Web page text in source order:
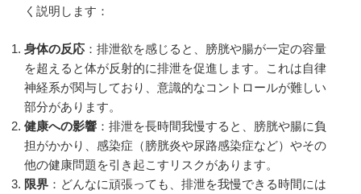
く説明します：
身体の反応 ：排泄欲を感じると、膀胱や腸が一定の容量
を超えると体が反射的に排泄を促進します。これは自律
神経系が関与しており、意識的なコントロールが難しい
部分があります。
健康への影響 ：排泄を長時間我慢すると、膀胱や腸に負
担がかかり、感染症（膀胱炎や尿路感染症など）やその
他の健康問題を引き起こすリスクがあります。
限界 ：どんなに頑張っても、排泄を我慢できる時間には